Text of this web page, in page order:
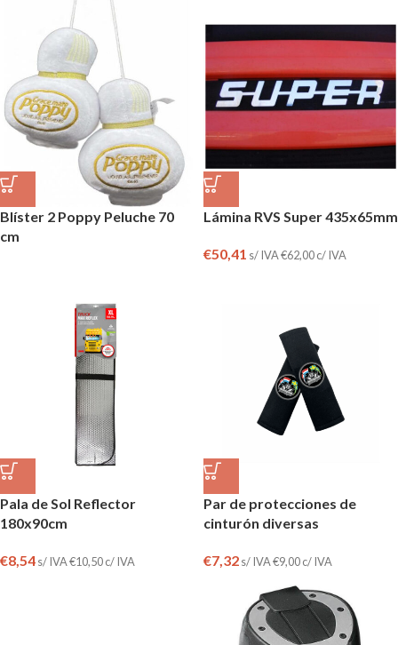
Blíster 2 Poppy Peluche 70
cm
Lámina RVS Super 435x65mm
€50,41 s/ IVA€62,00c/ IVA
Pala de Sol Reflector
180x90cm
€8,54s/ IVA€10,50c/ IVA
Par de protecciones de
cinturón diversas
€7,32s/ IVA€9,00c/ IVA